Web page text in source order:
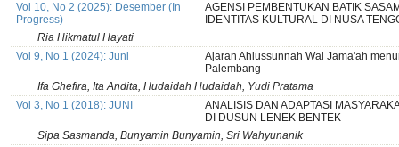
Vol 10, No 2 (2025): Desember (In
Progress)
AGENSI PEMBENTUKAN BATIK
IDENTITAS KULTURAL DI NUSA
Ria Hikmatul Hayati
Vol 9, No 1 (2024): Juni
Ajaran Ahlussunnah Wal Jama'ah
Palembang
Ifa Ghefira, Ita Andita, Hudaidah Hudaidah, Yudi Pratama
Vol 3, No 1 (2018): JUNI
ANALISIS DAN ADAPTASI
DI DUSUN LENEK BENTEK
Sipa Sasmanda, Bunyamin Bunyamin, Sri Wahyunanik